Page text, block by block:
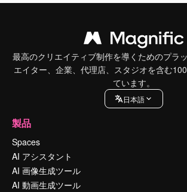
最高のクリエイティブ制作を導くためのプラ
エイター、企業、代理店、スタジオを含む
ています。
日本語
製品
Spaces
AI アシスタント
AI 画像生成ツール
AI 動画生成ツール